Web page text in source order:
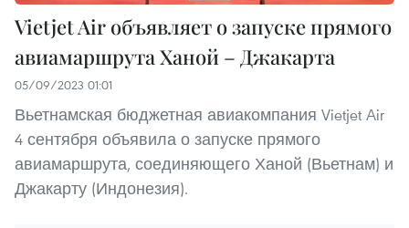
Vietjet Air объявляет о запуске прямого
авиамаршрута Ханой – Джакарта
05/09/2023 01:01
Вьетнамская бюджетная авиакомпания Vietjet Air
4 сентября объявила о запуске прямого
авиамаршрута, соединяющего Ханой (Вьетнам) и
Джакарту (Индонезия).